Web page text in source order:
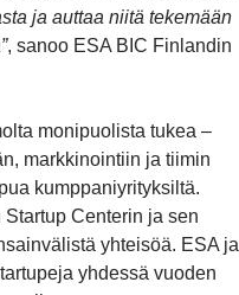
ja auttaa niitä tekemään
, sanoo ESA BIC Finlandin
monipuolista tukea –
markkinointiin ja tiimin
kumppaniyrityksiltä.
Centerin ja sen
yhteisöä. ESA ja
yhdessä vuoden